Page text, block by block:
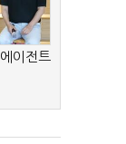
이전트